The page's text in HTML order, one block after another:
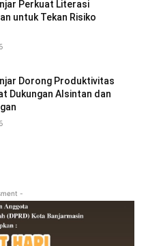
Perkuat Literasi
untuk Tekan Risiko
Dorong Produktivitas
Dukungan Alsintan dan
-